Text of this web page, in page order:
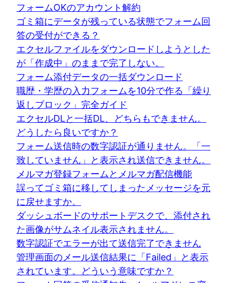
フォームOKのアカウント解約
ゴミ箱にデータが残っている状態でフォーム回
答の受付ができる？
エクセルファイルをダウンロードしようとした
が「作成中」のままで完了しない。
フォーム添付データの一括ダウンロード
職歴・学歴の入力フォームを10分で作る「繰り
返しブロック」完全ガイド
エクセルDLと一括DL、どちらもできません。
どうしたら良いですか？
フォーム送信時の数字認証が通りません。「一
致していません」と表示され送信できません。
メルマガ登録フォームとメルマガ配信機能
誤ってゴミ箱に移してしまったメッセージを元
に戻せますか。
ダッシュボードのサポートデスクで、添付され
た画像がサムネイル表示されません。
数字認証でエラーが出て送信完了できません
管理画面のメール送信結果に「Failed」と表示
されています。どういう意味ですか？